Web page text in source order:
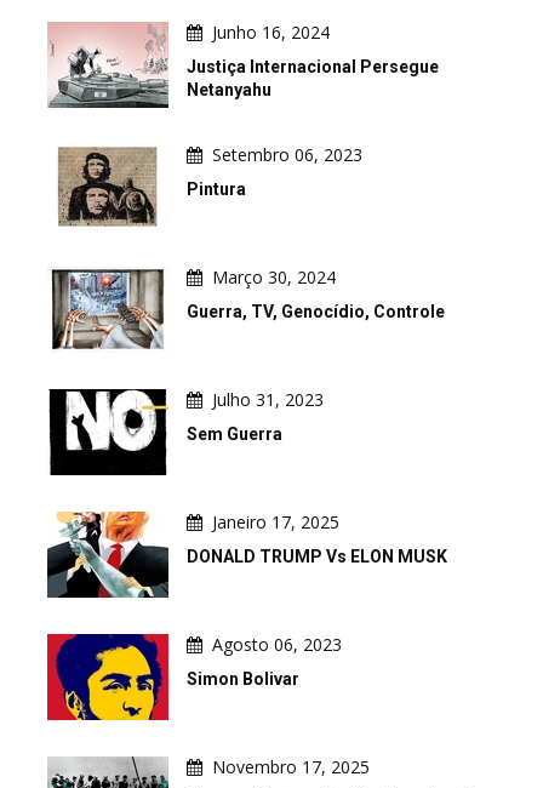
Junho 16, 2024
Justiça Internacional Persegue
Netanyahu
Setembro 06, 2023
Pintura
Março 30, 2024
Guerra, TV, Genocídio, Controle
Julho 31, 2023
Sem Guerra
Janeiro 17, 2025
DONALD TRUMP Vs ELON MUSK
Agosto 06, 2023
Simon Bolivar
Novembro 17, 2025